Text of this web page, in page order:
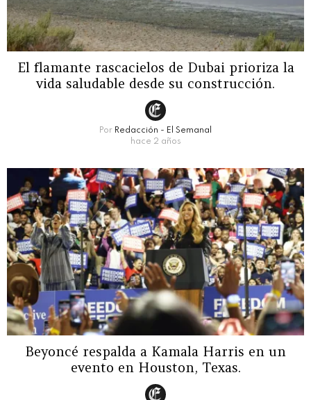
El flamante rascacielos de Dubai prioriza la
vida saludable desde su construcción.
Por Redacción - El Semanal
hace 2 años
Beyoncé respalda a Kamala Harris en un
evento en Houston, Texas.